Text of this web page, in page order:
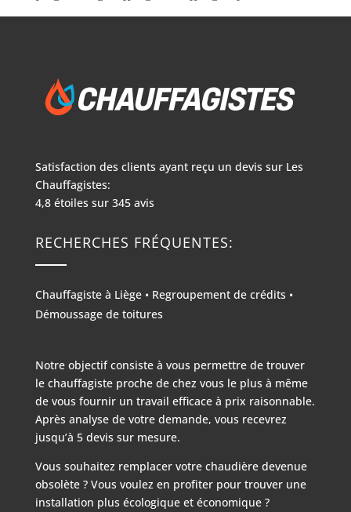
Satisfaction des clients ayant reçu un devis sur Les
Chauffagistes:
4,8étoiles sur 345avis
RECHERCHES FRÉQUENTES:
Chauffagiste à Liège• Regroupement de crédits •
Démoussage de toitures
Notre objectif consiste à vous permettre de trouver
le chauffagiste proche de chez vous le plus à même
de vous fournir un travail efficace à prix raisonnable.
Après analyse de votre demande, vous recevrez
jusqu’à 5 devis sur mesure.
Vous souhaitez remplacer votre chaudière devenue
obsolète ? Vous voulez en profiter pour trouver une
installation plus écologique et économique ?